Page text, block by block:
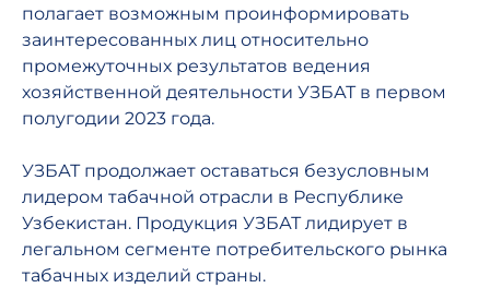
полагает возможным проинформировать
заинтересованных лиц относительно
промежуточных результатов ведения
хозяйственной деятельности УЗБАТ в первом
полугодии 2023 года.
УЗБАТ продолжает оставаться безусловным
лидером табачной отрасли в Республике
Узбекистан. Продукция УЗБАТ лидирует в
легальном сегменте потребительского рынка
табачных изделий страны.